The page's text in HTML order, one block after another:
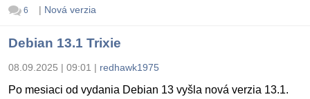
6 | Nová verzia
Debian 13.1 Trixie
08.09.2025 | 09:01 | redhawk1975
Po mesiaci od vydania Debian 13 vyšla nová verzia 13.1.